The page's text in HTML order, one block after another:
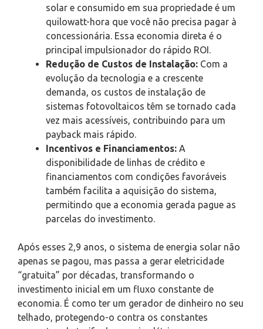
solar e consumido em sua propriedade é um
quilowatt-hora que você não precisa pagar à
concessionária. Essa economia direta é o
principal impulsionador do rápido ROI.
Redução de Custos de Instalação: Com a
evolução da tecnologia e a crescente
demanda, os custos de instalação de
sistemas fotovoltaicos têm se tornado cada
vez mais acessíveis, contribuindo para um
payback mais rápido.
Incentivos e Financiamentos: A
disponibilidade de linhas de crédito e
financiamentos com condições favoráveis
também facilita a aquisição do sistema,
permitindo que a economia gerada pague as
parcelas do investimento.
Após esses 2,9 anos, o sistema de energia solar não
apenas se pagou, mas passa a gerar eletricidade
“gratuita” por décadas, transformando o
investimento inicial em um fluxo constante de
economia. É como ter um gerador de dinheiro no seu
telhado, protegendo-o contra os constantes